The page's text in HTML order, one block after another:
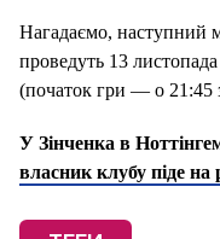
Нагадаємо, наступний
проведуть 13
(початок гри — о 21:45
У Зінченка в
власник клубу піде на